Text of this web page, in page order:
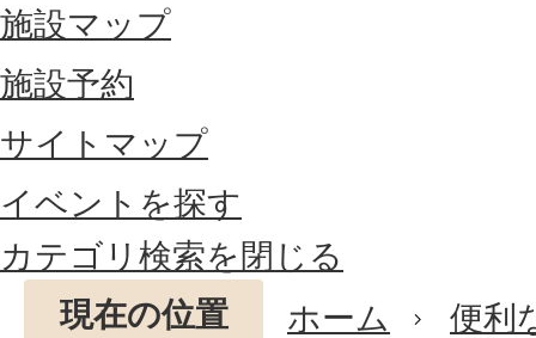
施設マップ
施設予約
サイトマップ
イベントを探す
カテゴリ検索を閉じる
現在の位置
ホーム 便利